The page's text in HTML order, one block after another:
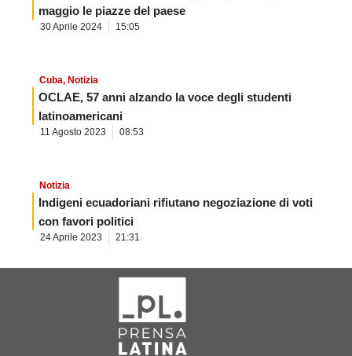
maggio le piazze del paese
30 Aprile 2024 15:05
Cuba, Notizia
OCLAE, 57 anni alzando la voce degli studenti
latinoamericani
11 Agosto 2023 08:53
Notizia
Indigeni ecuadoriani rifiutano negoziazione di voti
con favori politici
24 Aprile 2023 21:31